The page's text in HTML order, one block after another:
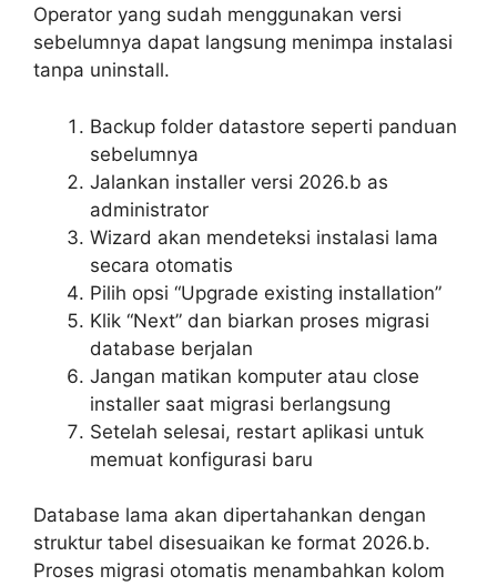
Operator yang sudah menggunakan versi
sebelumnya dapat langsung menimpa instalasi
tanpa uninstall.
Backup folder datastore seperti panduan
sebelumnya
Jalankan installer versi 2026.b as
administrator
Wizard akan mendeteksi instalasi lama
secara otomatis
Pilih opsi “Upgrade existing installation”
Klik “Next” dan biarkan proses migrasi
database berjalan
Jangan matikan komputer atau close
installer saat migrasi berlangsung
Setelah selesai, restart aplikasi untuk
memuat konfigurasi baru
Database lama akan dipertahankan dengan
struktur tabel disesuaikan ke format 2026.b.
Proses migrasi otomatis menambahkan kolom